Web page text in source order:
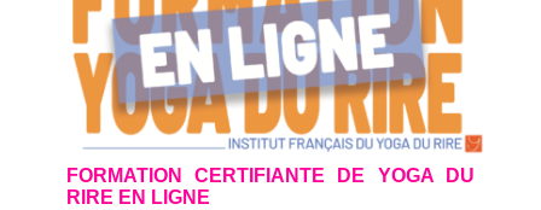
FORMATION CERTIFIANTE DE YOGA DU
RIRE EN LIGNE